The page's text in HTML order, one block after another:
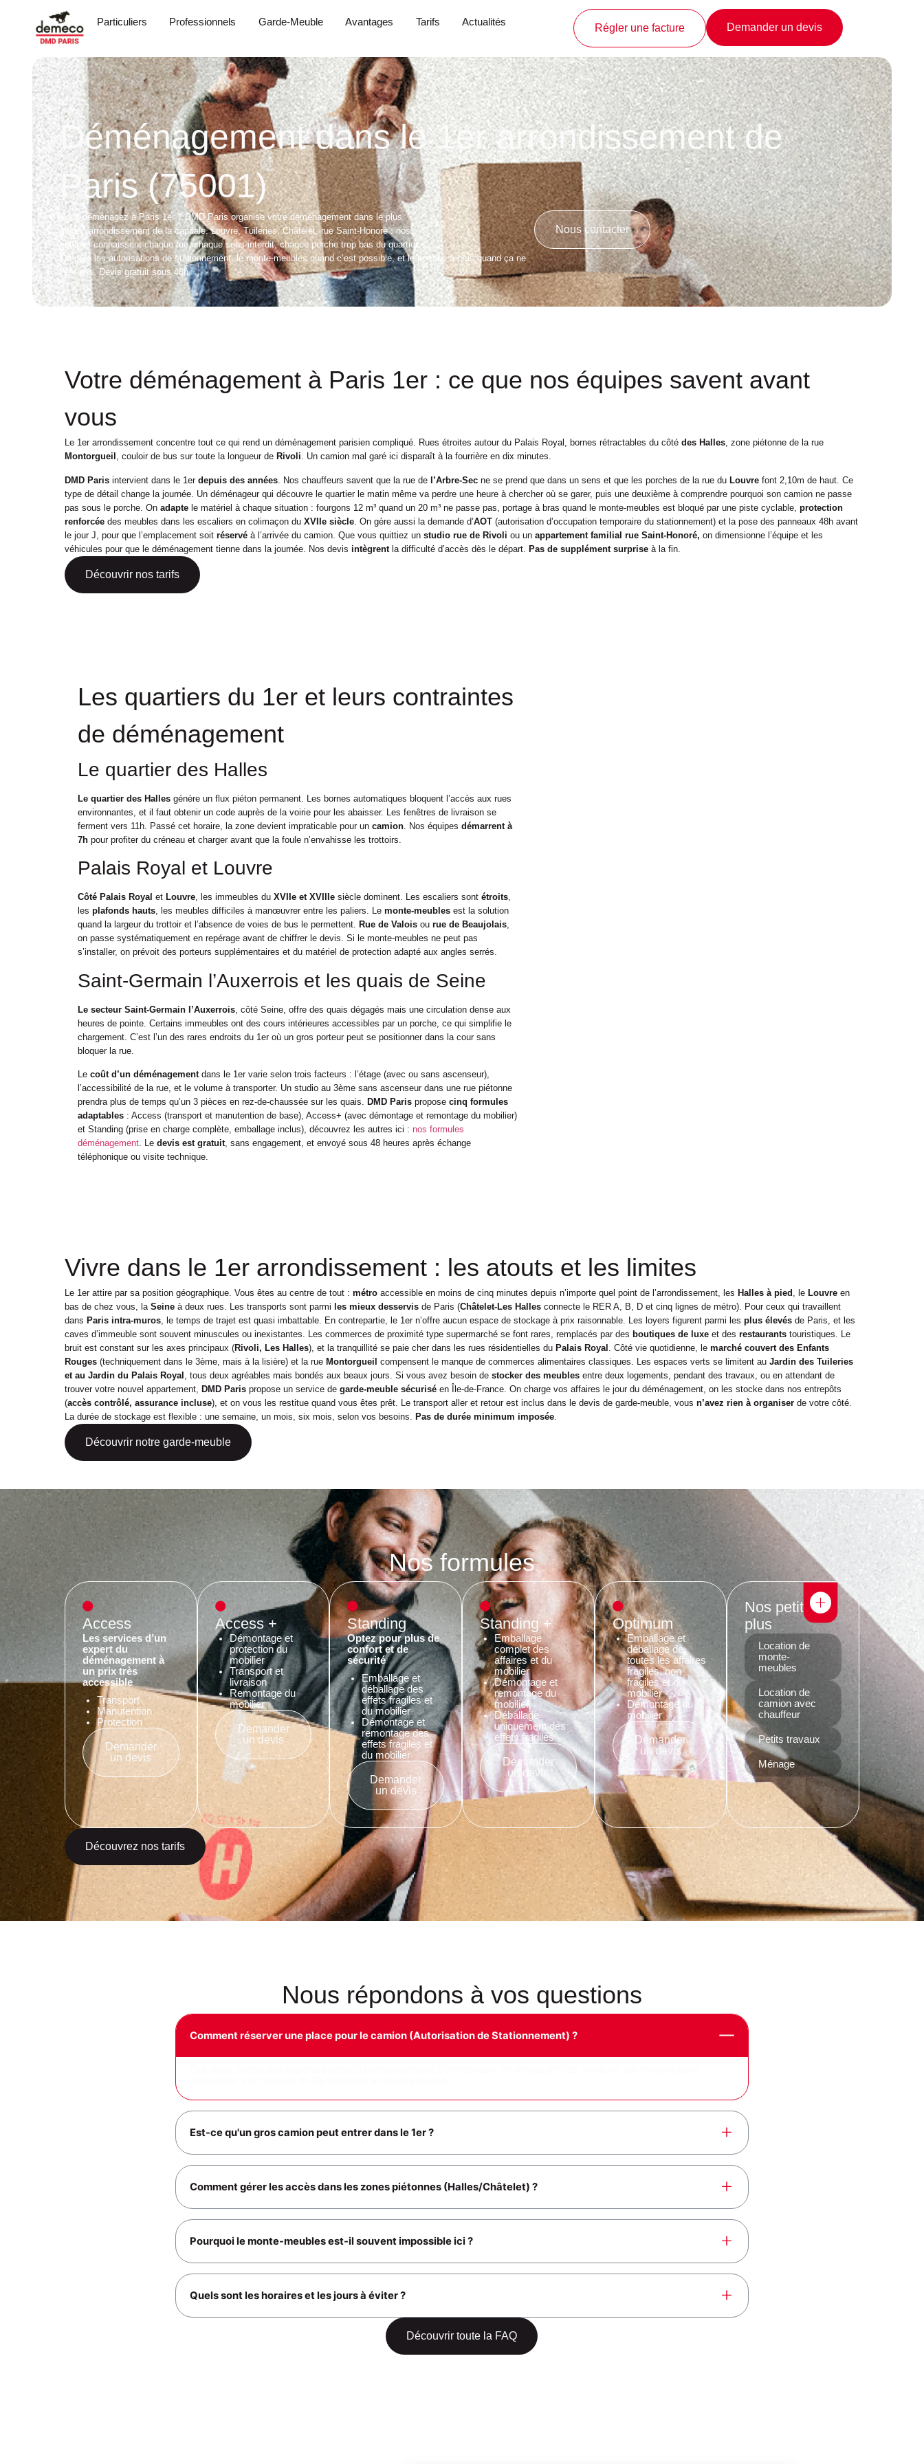
Particuliers Professionnels Garde-Meuble Avantages Tarifs Actualités
Régler une facture Demander un devis
Déménagement dans le 1er arrondissement de
Paris (75001)​
Vous déménagez à Paris 1er ? DMD Paris organise votre déménagement dans le plus
ancien arrondissement de la capitale. Louvre, Tuileries, Châtelet, rue Saint-Honoré : nos
équipes connaissent chaque rue, chaque sens interdit, chaque porche trop bas du quartier.
On gère les autorisations de stationnement, le monte-meubles quand c’est possible, et le portage à bras quand ça ne
l’est pas. Devis gratuit sous 48h.
Nous contacter
Votre déménagement à Paris 1er : ce que nos équipes savent avant
vous
Le 1er arrondissement concentre tout ce qui rend un déménagement parisien compliqué. Rues étroites autour du Palais Royal, bornes rétractables du côtédes Halles, zone piétonne de la rue
Montorgueil , couloir de bus sur toute la longueur de Rivoli. Un camion mal garé ici disparaît à la fourrière en dix minutes.
DMD Paris intervient dans le 1erdepuis des années . Nos chauffeurs savent que la rue de l’Arbre-Sec ne se prend que dans un sens et que les porches de la rue du Louvre font 2,10m de haut. Ce
type de détail change la journée. Un déménageur qui découvre le quartier le matin même va perdre une heure à chercher où se garer, puis une deuxième à comprendre pourquoi son camion ne passe
pas sous le porche. Onadapte le matériel à chaque situation : fourgons 12 m³ quand un 20 m³ ne passe pas, portage à bras quand le monte-meubles est bloqué par une piste cyclable,protection
renforcée des meubles dans les escaliers en colimaçon duXVIIe siècle . On gère aussi la demande d’AOT (autorisation d’occupation temporaire du stationnement) et la pose des panneaux 48h avant
le jour J, pour que l’emplacement soitréservé à l’arrivée du camion. Que vous quittiez unstudio rue de Rivoli ou unappartement familial rue Saint-Honoré, on dimensionne l’équipe et les
véhicules pour que le déménagement tienne dans la journée. Nos devis intègrent la difficulté d’accès dès le départ. Pas de supplément surprise à la fin.
Découvrir nos tarifs
Les quartiers du 1er et leurs contraintes
de déménagement
Le quartier des Halles
Le quartier des Hallesgénère un flux piéton permanent. Les bornes automatiques bloquent l’accès aux rues
environnantes, et il faut obtenir un code auprès de la voirie pour les abaisser. Les fenêtres de livraison se
ferment vers 11h. Passé cet horaire, la zone devient impraticable pour uncamion. Nos équipes démarrent à
7hpour profiter du créneau et charger avant que la foule n’envahisse les trottoirs.
Palais Royal et Louvre
Côté Palais Royal et Louvre, les immeubles du XVIIe et XVIIIesiècle dominent. Les escaliers sont étroits,
les plafonds hauts, les meubles difficiles à manœuvrer entre les paliers. Le monte-meublesest la solution
quand la largeur du trottoir et l’absence de voies de bus le permettent. Rue de Valoisou rue de Beaujolais,
on passe systématiquement en repérage avant de chiffrer le devis. Si le monte-meubles ne peut pas
s’installer, on prévoit des porteurs supplémentaires et du matériel de protection adapté aux angles serrés.
Saint-Germain l’Auxerrois et les quais de Seine
Le secteur Saint-Germain l’Auxerrois, côté Seine, offre des quais dégagés mais une circulation dense aux
heures de pointe. Certains immeubles ont des cours intérieures accessibles par un porche, ce qui simplifie le
chargement. C’est l’un des rares endroits du 1er où un gros porteur peut se positionner dans la cour sans
bloquer la rue.
Le coût d’un déménagementdans le 1er varie selon trois facteurs : l’étage (avec ou sans ascenseur),
l’accessibilité de la rue, et le volume à transporter. Un studio au 3ème sans ascenseur dans une rue piétonne
prendra plus de temps qu’un 3 pièces en rez-de-chaussée sur les quais. DMD Parispropose cinq formules
adaptables: Access (transport et manutention de base), Access+ (avec démontage et remontage du mobilier)
et Standing (prise en charge complète, emballage inclus), découvrez les autres ici : nos formules
déménagement. Le devis est gratuit, sans engagement, et envoyé sous 48 heures après échange
téléphonique ou visite technique.
Vivre dans le 1er arrondissement : les atouts et les limites
Le 1er attire par sa position géographique. Vous êtes au centre de tout :métro accessible en moins de cinq minutes depuis n’importe quel point de l’arrondissement, les Halles à pied , le Louvre en
bas de chez vous, laSeine à deux rues. Les transports sont parmi les mieux desservis de Paris (Châtelet-Les Halles connecte le RER A, B, D et cinq lignes de métro). Pour ceux qui travaillent
dans Paris intra-muros, le temps de trajet est quasi imbattable. En contrepartie, le 1er n’offre aucun espace de stockage à prix raisonnable. Les loyers figurent parmi lesplus élevés de Paris, et les
caves d’immeuble sont souvent minuscules ou inexistantes. Les commerces de proximité type supermarché se font rares, remplacés par des boutiques de luxe et desrestaurants touristiques. Le
bruit est constant sur les axes principaux (Rivoli, Les Halles), et la tranquillité se paie cher dans les rues résidentielles du Palais Royal . Côté vie quotidienne, lemarché couvert des Enfants
Rouges (techniquement dans le 3ème, mais à la lisière) et la rue Montorgueil compensent le manque de commerces alimentaires classiques. Les espaces verts se limitent auJardin des Tuileries
et au Jardin du Palais Royal , tous deux agréables mais bondés aux beaux jours. Si vous avez besoin destocker des meubles entre deux logements, pendant des travaux, ou en attendant de
trouver votre nouvel appartement, DMD Paris propose un service degarde-meuble sécurisé en Île-de-France. On charge vos affaires le jour du déménagement, on les stocke dans nos entrepôts
(accès contrôlé, assurance incluse), et on vous les restitue quand vous êtes prêt. Le transport aller et retour est inclus dans le devis de garde-meuble, vousn’avez rien à organiser de votre côté.
La durée de stockage est flexible : une semaine, un mois, six mois, selon vos besoins. Pas de durée minimum imposée.
Découvrir notre garde-meuble
Nos formules
Access
Les services d’un
expert du
déménagement à
un prix très
accessible
Transport
Manutention
Protection
Demander
un devis
Access +
Démontage et
protection du
mobilier
Transport et
livraison
Remontage du
mobilier
Demander
un devis
Standing
Optez pour plus de
confort et de
sécurité
Emballage et
déballage des
effets fragiles et
du mobilier
Démontage et
remontage des
effets fragiles et
du mobilier
Demander
un devis
Standing +
Emballage
complet des
affaires et du
mobilier
Démontage et
remontage du
mobilier
Déballage
uniquement des
effets fragiles
Demander
un devis
Optimum
Emballage et
déballage de
toutes les affaires
fragiles, non
fragiles et du
mobilier
Démontage du
mobilier
Demander
un devis
Nos petits
plus
Location de
monte-
meubles
Location de
camion avec
chauffeur
Petits travaux
Ménage
Découvrez nos tarifs
Nous répondons à vos questions
Comment réserver une place pour le camion (Autorisation de Stationnement) ?
Est-ce qu'un gros camion peut entrer dans le 1er ?
Comment gérer les accès dans les zones piétonnes (Halles/Châtelet) ?
Pourquoi le monte-meubles est-il souvent impossible ici ?
Quels sont les horaires et les jours à éviter ?
Découvrir toute la FAQ